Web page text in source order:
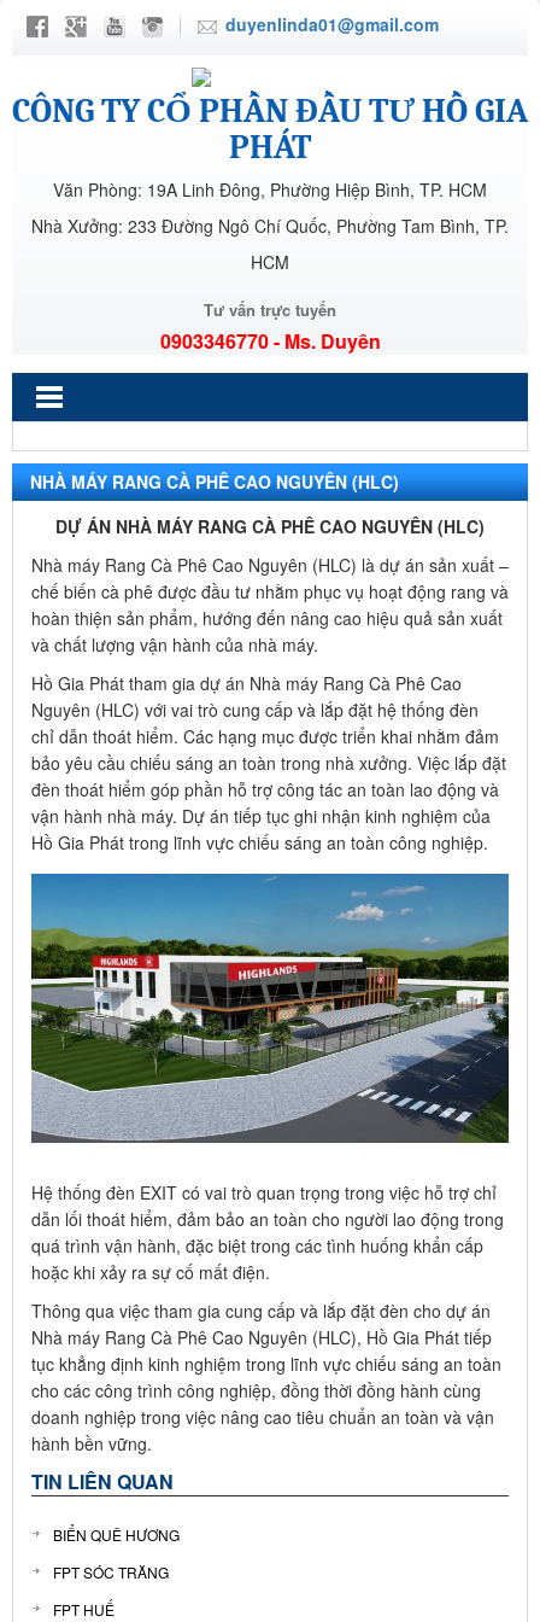
duyenlinda01@gmail.com
CÔNG TY CỔ PHẦN ĐẦU TƯ HỒ GIA
PHÁT
Văn Phòng: 19A Linh Đông, Phường Hiệp Bình, TP. HCM
Nhà Xưởng: 233 Đường Ngô Chí Quốc, Phường Tam Bình, TP.
HCM
Tư vấn trực tuyến
0903346770 - Ms. Duyên
NHÀ MÁY RANG CÀ PHÊ CAO NGUYÊN (HLC)
DỰ ÁN NHÀ MÁY RANG CÀ PHÊ CAO NGUYÊN (HLC)
Nhà máy Rang Cà Phê Cao Nguyên (HLC) là dự án sản xuất –
chế biến cà phê được đầu tư nhằm phục vụ hoạt động rang và
hoàn thiện sản phẩm, hướng đến nâng cao hiệu quả sản xuất
và chất lượng vận hành của nhà máy.
Hồ Gia Phát tham gia dự án Nhà máy Rang Cà Phê Cao
Nguyên (HLC) với vai trò cung cấp và lắp đặt hệ thống đèn
chỉ dẫn thoát hiểm. Các hạng mục được triển khai nhằm đảm
bảo yêu cầu chiếu sáng an toàn trong nhà xưởng. Việc lắp đặt
đèn thoát hiểm góp phần hỗ trợ công tác an toàn lao động và
vận hành nhà máy. Dự án tiếp tục ghi nhận kinh nghiệm của
Hồ Gia Phát trong lĩnh vực chiếu sáng an toàn công nghiệp.
Hệ thống đèn EXIT có vai trò quan trọng trong việc hỗ trợ chỉ
dẫn lối thoát hiểm, đảm bảo an toàn cho người lao động trong
quá trình vận hành, đặc biệt trong các tình huống khẩn cấp
hoặc khi xảy ra sự cố mất điện.
Thông qua việc tham gia cung cấp và lắp đặt đèn cho dự án
Nhà máy Rang Cà Phê Cao Nguyên (HLC), Hồ Gia Phát tiếp
tục khẳng định kinh nghiệm trong lĩnh vực chiếu sáng an toàn
cho các công trình công nghiệp, đồng thời đồng hành cùng
doanh nghiệp trong việc nâng cao tiêu chuẩn an toàn và vận
hành bền vững.
TIN LIÊN QUAN
BIỂN QUÊ HƯƠNG
FPT SÓC TRĂNG
FPT HUẾ